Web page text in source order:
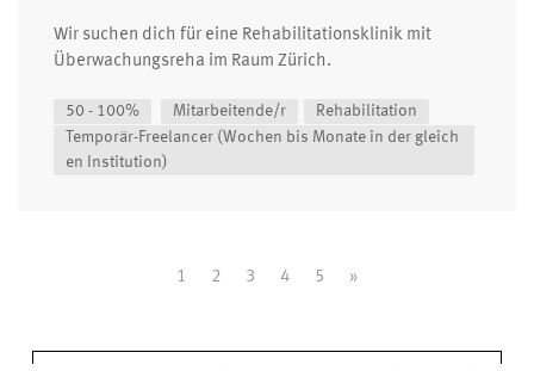
Wir suchen dich für eine Rehabilitationsklinik mit
Überwachungsreha im Raum Zürich.
50 - 100% Mitarbeitende/r
Rehabilitation
Temporär-Freelancer (Wochen bis Monate in der gleich
en Institution)
1 2 3 4 5 »